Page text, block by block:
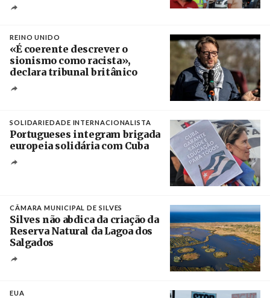
REINO UNIDO
«É coerente descrever o
sionismo como racista»,
declara tribunal britânico
SOLIDARIEDADE INTERNACIONALISTA
Portugueses integram brigada
europeia solidária com Cuba
CÂMARA MUNICIPAL DE SILVES
Silves não abdica da criação da
Reserva Natural da Lagoa dos
Salgados
EUA